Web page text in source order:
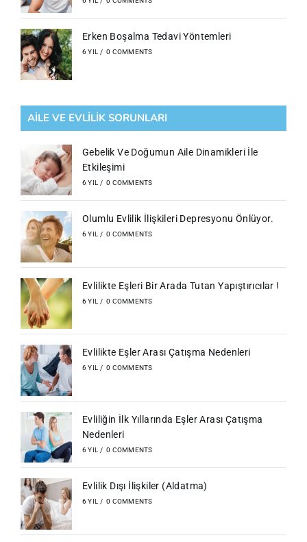
Erken Boşalma Tedavi Yöntemleri
6 YIL / 0 COMMENTS
AILE VE EVLILIK SORUNLARI
Gebelik Ve Doğumun Aile Dinamikleri İle
Etkileşimi
6 YIL / 0 COMMENTS
Olumlu Evlilik İlişkileri Depresyonu Önlüyor.
6 YIL / 0 COMMENTS
Evlilikte Eşleri Bir Arada Tutan Yapıştırıcılar !
6 YIL / 0 COMMENTS
Evlilikte Eşler Arası Çatışma Nedenleri
6 YIL / 0 COMMENTS
Evliliğin İlk Yıllarında Eşler Arası Çatışma
Nedenleri
6 YIL / 0 COMMENTS
Evlilik Dışı İlişkiler (Aldatma)
6 YIL / 0 COMMENTS